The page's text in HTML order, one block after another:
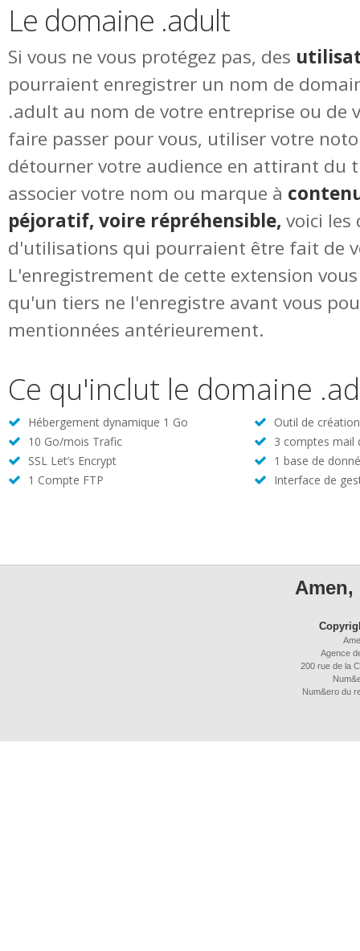
Le domaine .adult
Si vous ne vous protégez pas, des
pourraient enregistrer un nom de
.adult au nom de votre entreprise ou de
faire passer pour vous, utiliser votre
détourner votre audience en attirant du
associer votre nom ou marque à
péjoratif, voire répréhensible, voici les
d'utilisations qui pourraient être fait de
L'enregistrement de cette extension
qu'un tiers ne l'enregistre avant vous
mentionnées antérieurement.
Ce qu'inclut le domaine
Hébergement dynamique 1 Go
Outil de
10 Go/mois Trafic
3 comptes mail
SSL Let’s Encrypt
1 base de
1 Compte FTP
Interface de
Agence
200 rue de la
Num&ero du